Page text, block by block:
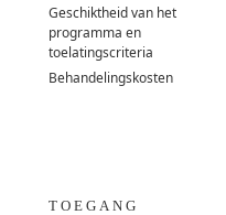
Geschiktheid van het
programma en
toelatingscriteria
Behandelingskosten
TOEGANG